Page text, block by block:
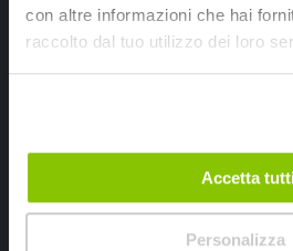
con altre informazioni che hai
raccolto dal tuo utilizzo dei loro
Accetta
Personalizza
Segui